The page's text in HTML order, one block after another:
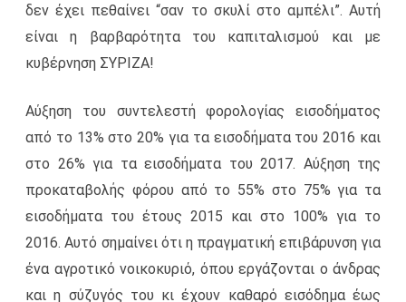
δεν έχει πεθαίνει “σαν το σκυλί στο αμπέλι”. Αυτή
είναι η βαρβαρότητα του καπιταλισμού και με
κυβέρνηση ΣΥΡΙΖΑ!
Αύξηση του συντελεστή φορολογίας εισοδήματος
από το 13% στο 20% για τα εισοδήματα του 2016 και
στο 26% για τα εισοδήματα του 2017. Αύξηση της
προκαταβολής φόρου από το 55% στο 75% για τα
εισοδήματα του έτους 2015 και στο 100% για το
2016. Αυτό σημαίνει ότι η πραγματική επιβάρυνση για
ένα αγροτικό νοικοκυριό, όπου εργάζονται ο άνδρας
και η σύζυγός του κι έχουν καθαρό εισόδημα έως